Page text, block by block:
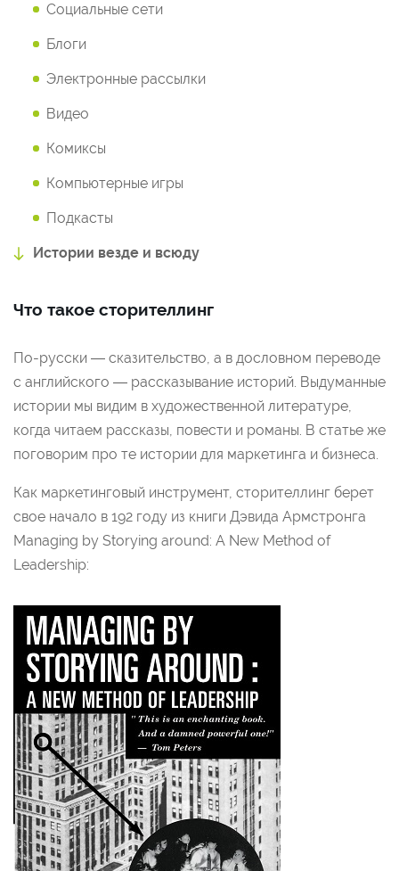
Социальные сети
Блоги
Электронные рассылки
Видео
Комиксы
Компьютерные игры
Подкасты
Истории везде и всюду
Что такое сторителлинг
По-русски — сказительство, а в дословном переводе
с английского — рассказывание историй. Выдуманные
истории мы видим в художественной литературе,
когда читаем рассказы, повести и романы. В статье же
поговорим про те истории для маркетинга и бизнеса.
Как маркетинговый инструмент, сторителлинг берет
свое начало в 192 году из книги Дэвида Армстронга
Managing by Storying around: A New Method of
Leadership: